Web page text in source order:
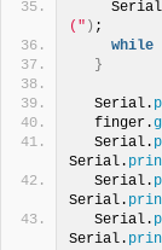
(" ) ;
while
}
  Serial.
  finger.
  Serial.
Serial.
  Serial.
Serial.
  Serial.
Serial.